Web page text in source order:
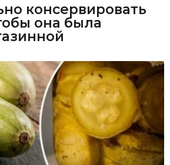
консервировать
она была